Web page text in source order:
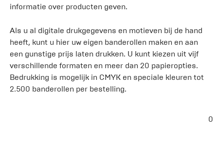
informatie over producten geven.
Als u al digitale drukgegevens en motieven bij de hand
heeft, kunt u hier uw eigen banderollen maken en aan
een gunstige prijs laten drukken. U kunt kiezen uit vijf
verschillende formaten en meer dan 20 papieropties.
Bedrukking is mogelijk in CMYK en speciale kleuren tot
2.500 banderollen per bestelling.
0